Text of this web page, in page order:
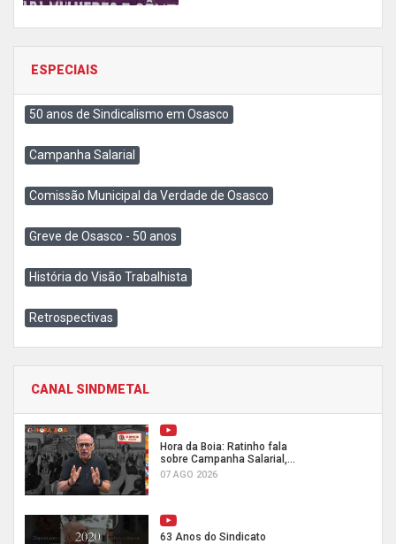
ESPECIAIS
50 anos de Sindicalismo em Osasco
Campanha Salarial
Comissão Municipal da Verdade de Osasco
Greve de Osasco - 50 anos
História do Visão Trabalhista
Retrospectivas
CANAL SINDMETAL
Hora da Boia: Ratinho fala
sobre Campanha Salarial,...
07 AGO 2026
63 Anos do Sindicato